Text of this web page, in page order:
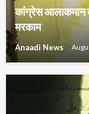
कांग्रेस आलाकमान
मरकाम
Anaadi News